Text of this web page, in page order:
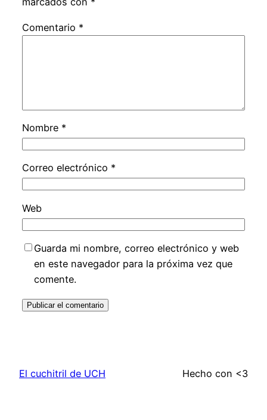
Comentario *
Nombre *
Correo electrónico *
Web
Guarda mi nombre, correo electrónico y web
en este navegador para la próxima vez que
comente.
El cuchitril de UCH Hecho con <3